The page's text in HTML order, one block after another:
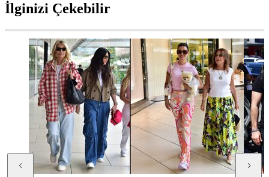
İlginizi Çekebilir